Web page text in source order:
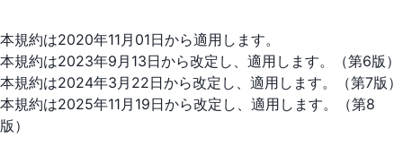
本規約は2020年11月01日から適用します。
本規約は2023年9月13日から改定し、適用します。（第6版）
本規約は2024年3月22日から改定し、適用します。（第7版）
本規約は2025年11月19日から改定し、適用します。（第8
版）